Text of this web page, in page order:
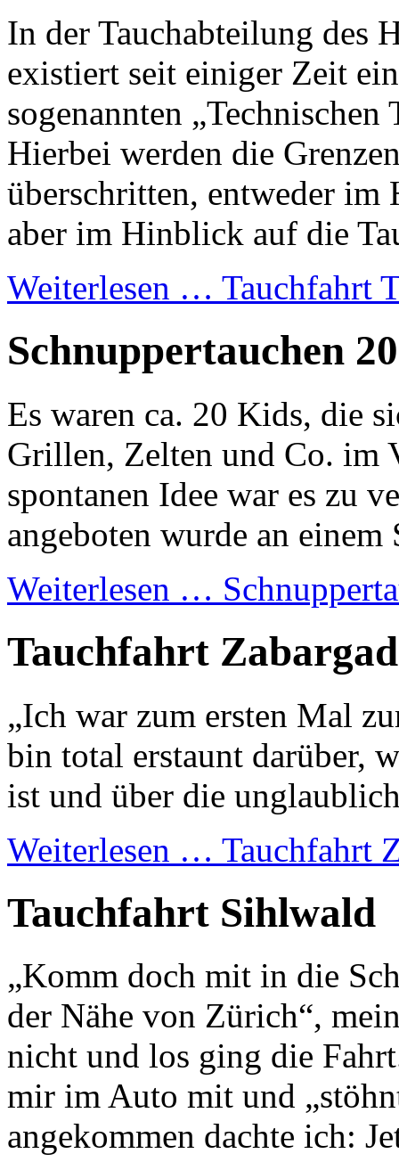
In der Tauchabteilung des
existiert seit einiger Zeit
sogenannten „Technischen
Hierbei werden die
überschritten, entweder
aber im Hinblick auf die
Weiterlesen … Tauchfahrt
Schnuppertauchen
Es waren ca. 20 Kids, die
Grillen, Zelten und Co. im
spontanen Idee war es zu
angeboten wurde an
Weiterlesen …
Tauchfahrt
„Ich war zum ersten Mal
bin total erstaunt darüber,
ist und über die
Weiterlesen … Tauchfahrt
Tauchfahrt Sihlwald
„Komm doch mit in die
der Nähe von Zürich“,
nicht und los ging die
mir im Auto mit und
angekommen dachte ich: